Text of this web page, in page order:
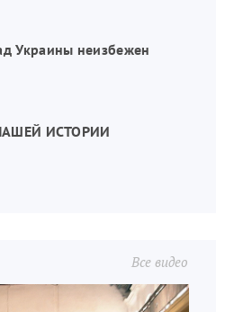
Украины неизбежен
ИСТОРИИ
Все видео